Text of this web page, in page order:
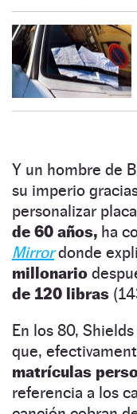
Y un hombre de
su imperio
personalizar
de 60 años, ha
Mirrordonde
millonario
de 120 libras
En los 80,
que,
matrículas
referencia a los